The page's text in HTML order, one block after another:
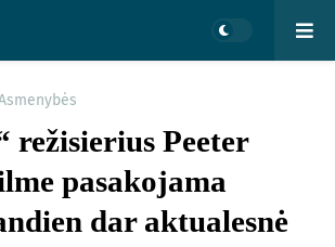
režisierius Peeter
pasakojama
dar aktualesnė